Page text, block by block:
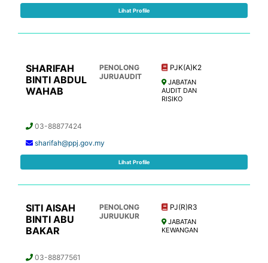
Lihat Profile
SHARIFAH
BINTI ABDUL
WAHAB
PENOLONG
JURUAUDIT
PJK(A)K2
JABATAN
AUDIT DAN
RISIKO
03-88877424
sharifah@ppj.gov.my
Lihat Profile
SITI AISAH
BINTI ABU
BAKAR
PENOLONG
JURUUKUR
PJ(R)R3
JABATAN
KEWANGAN
03-88877561